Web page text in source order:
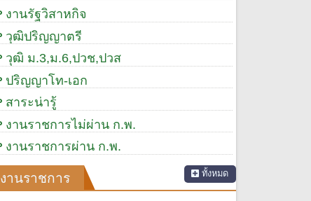
งานรัฐวิสาหกิจ
วุฒิปริญญาตรี
วุฒิ ม.3,ม.6,ปวช,ปวส
ปริญญาโท-เอก
สาระน่ารู้
งานราชการไม่ผ่าน ก.พ.
งานราชการผ่าน ก.พ.
งานราชการ ทั้งหมด